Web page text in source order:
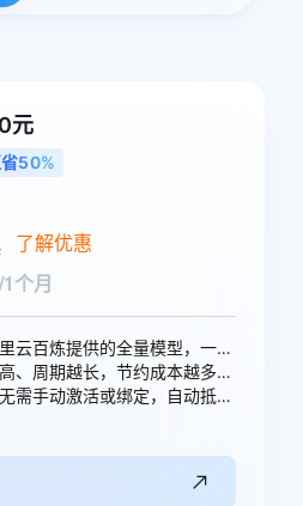
元
50%
了解优惠
个月
可抵扣由阿里云百炼提供的全量模型，一次购买即可跨模型通享。
承诺消费越高、周期越长，节约成本越多，直省10元。
随时生效，无需手动激活或绑定，自动抵扣。